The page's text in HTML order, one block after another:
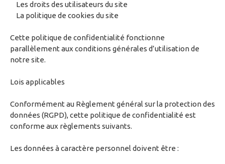
Les droits des utilisateurs du site
La politique de cookies du site
Cette politique de confidentialité fonctionne
parallèlement aux conditions générales d’utilisation de
notre site.
Lois applicables
Conformément au Règlement général sur la protection des
données (RGPD), cette politique de confidentialité est
conforme aux règlements suivants.
Les données à caractère personnel doivent être :